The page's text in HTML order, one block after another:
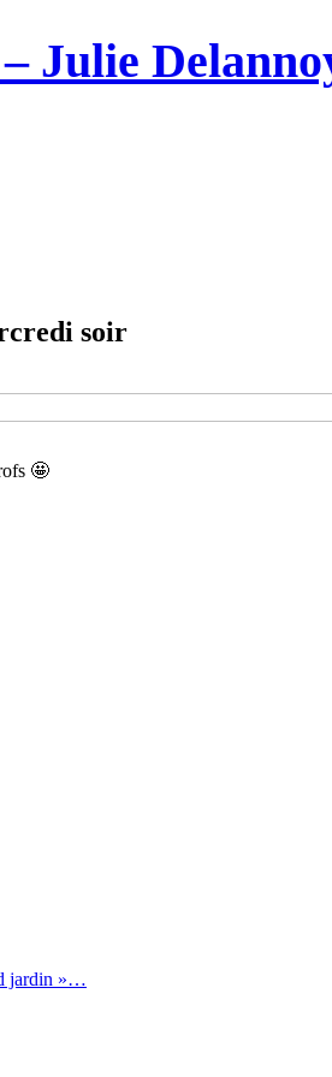
Julie
soir
🤩
jardin »…